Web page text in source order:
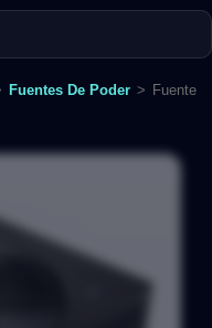
Fuentes De Poder > Fuente